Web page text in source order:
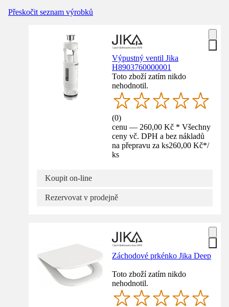
Přeskočit seznam výrobků
Výpustný ventil Jika
H8903760000001
Toto zboží zatím nikdo
nehodnotil.
(0)
cenu — 260,00 Kč * Všechny
ceny vč. DPH a bez nákladů
na přepravu za ks260,00 Kč*/
ks
Koupit on-line
Rezervovat v prodejně
Záchodové prkénko Jika Deep
Toto zboží zatím nikdo
nehodnotil.